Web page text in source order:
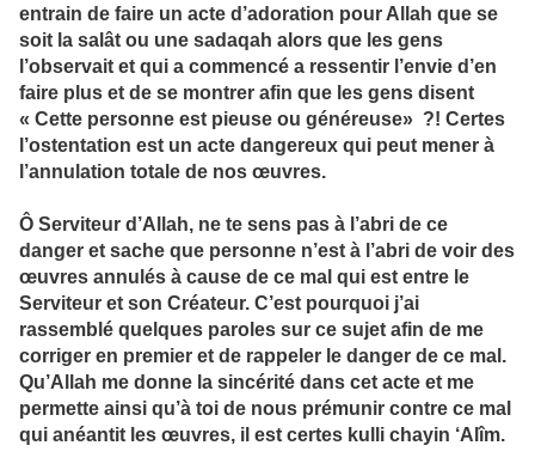
entrain de faire un acte d’adoration pour Allah que se
soit la salât ou une sadaqah alors que les gens
l’observait et qui a commencé a ressentir l’envie d’en
faire plus et de se montrer afin que les gens disent
« Cette personne est pieuse ou généreuse» ?! Certes
l’ostentation est un acte dangereux qui peut mener à
l’annulation totale de nos œuvres.
Ô Serviteur d’Allah, ne te sens pas à l’abri de ce
danger et sache que personne n’est à l’abri de voir des
œuvres annulés à cause de ce mal qui est entre le
Serviteur et son Créateur. C’est pourquoi j’ai
rassemblé quelques paroles sur ce sujet afin de me
corriger en premier et de rappeler le danger de ce mal.
Qu’Allah me donne la sincérité dans cet acte et me
permette ainsi qu’à toi de nous prémunir contre ce mal
qui anéantit les œuvres, il est certes kulli chayin ‘Alîm.